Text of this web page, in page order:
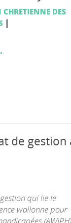
DES
|
de gestion
qui lie le
wallonne pour